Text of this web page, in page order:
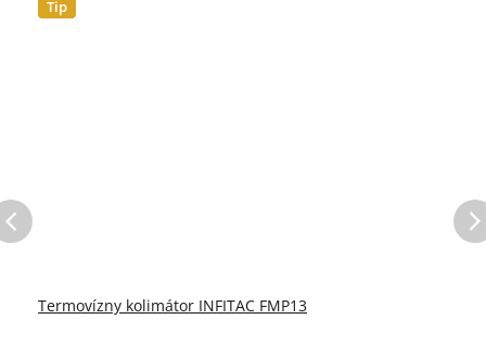
Tip
Termovízny kolimátor INFITAC FMP13